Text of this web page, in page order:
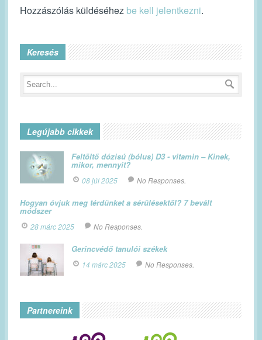
Hozzászólás küldéséhez be kell jelentkezni.
Keresés
Legújabb cikkek
Feltöltő dózisú (bólus) D3 - vitamin – Kinek,
mikor, mennyit?
08 júl 2025 No Responses.
Hogyan óvjuk meg térdünket a sérülésektől? 7 bevált
módszer
28 márc 2025 No Responses.
Gerincvédő tanulói székek
14 márc 2025 No Responses.
Partnereink